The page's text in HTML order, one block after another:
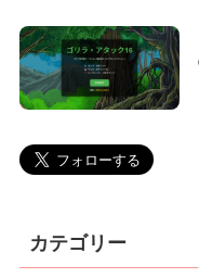
カテゴリー